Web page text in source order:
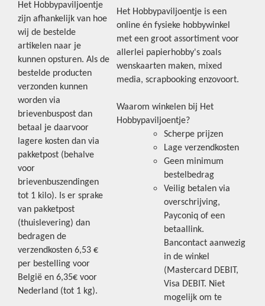
Het Hobbypaviljoentje
zijn afhankelijk van hoe
wij de bestelde
artikelen naar je
kunnen opsturen. Als de
bestelde producten
verzonden kunnen
worden via
brievenbuspost dan
betaal je daarvoor
lagere kosten dan via
pakketpost (behalve
voor
brievenbuszendingen
tot 1 kilo). Is er sprake
van pakketpost
(thuislevering) dan
bedragen de
verzendkosten 6,53 €
per bestelling voor
België en 6,35€ voor
Nederland (tot 1 kg).
Het Hobbypaviljoentje is een
online én fysieke hobbywinkel
met een groot assortiment voor
allerlei papierhobby's zoals
wenskaarten maken, mixed
media, scrapbooking enzovoort.
Waarom winkelen bij Het
Hobbypaviljoentje?
Scherpe prijzen
Lage verzendkosten
Geen minimum
bestelbedrag
Veilig betalen via
overschrijving,
Payconiq of een
betaallink.
Bancontact aanwezig
in de winkel
(Mastercard DEBIT,
Visa DEBIT. Niet
mogelijk om te